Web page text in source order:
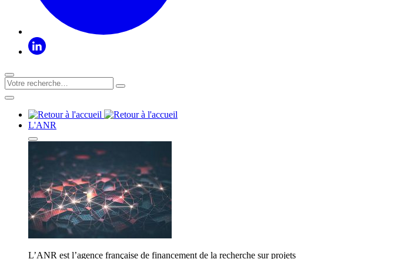
L'ANR
L’ANR est l’agence française de financement de la recherche sur projets